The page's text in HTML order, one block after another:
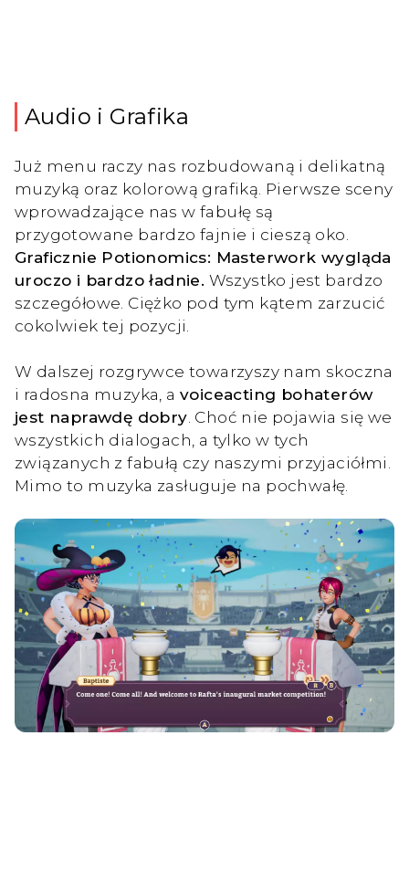
Audio i Grafika
Już menu raczy nas rozbudowaną i delikatną
muzyką oraz kolorową grafiką. Pierwsze sceny
wprowadzające nas w fabułę są
przygotowane bardzo fajnie i cieszą oko.
Graficznie Potionomics: Masterwork wygląda
uroczo i bardzo ładnie. Wszystko jest bardzo
szczegółowe. Ciężko pod tym kątem zarzucić
cokolwiek tej pozycji.
W dalszej rozgrywce towarzyszy nam skoczna
i radosna muzyka, a voiceacting bohaterów
jest naprawdę dobry . Choć nie pojawia się we
wszystkich dialogach, a tylko w tych
związanych z fabułą czy naszymi przyjaciółmi.
Mimo to muzyka zasługuje na pochwałę.